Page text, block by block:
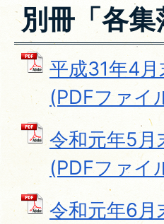
別冊「各
平成31年4
(PDFファイ
令和元年5月
(PDFファイ
令和元年6月